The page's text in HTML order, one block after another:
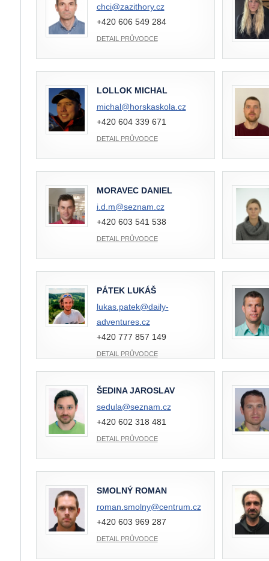
chci@zazithory.cz
+420 606 549 284
DETAIL PRŮVODCE
LOLLOK MICHAL
michal@horskaskola.cz
+420 604 339 671
DETAIL PRŮVODCE
MORAVEC DANIEL
i.d.m@seznam.cz
+420 603 541 538
DETAIL PRŮVODCE
PÁTEK LUKÁŠ
lukas.patek@daily-
adventures.cz
+420 777 857 149
DETAIL PRŮVODCE
ŠEDINA JAROSLAV
sedula@seznam.cz
+420 602 318 481
DETAIL PRŮVODCE
SMOLNÝ ROMAN
roman.smolny@centrum.cz
+420 603 969 287
DETAIL PRŮVODCE